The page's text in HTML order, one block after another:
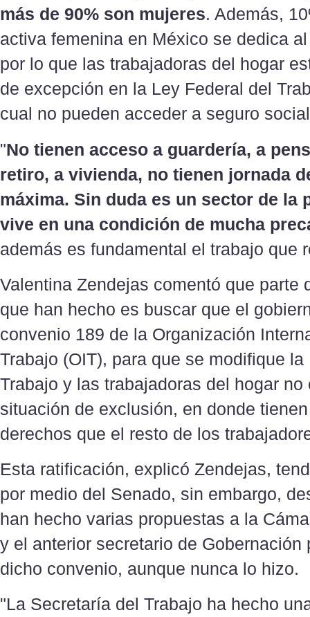
más de 90% son mujeres. Además,
activa femenina en México se dedica
por lo que las trabajadoras del hogar
de excepción en la Ley Federal del
cual no pueden acceder a seguro
"No tienen acceso a guardería, a
retiro, a vivienda, no tienen jornada
máxima. Sin duda es un sector de la
vive en una condición de mucha
además es fundamental el trabajo que
Valentina Zendejas comentó que parte
que han hecho es buscar que el
convenio 189 de la Organización
Trabajo (OIT), para que se modifique
Trabajo y las trabajadoras del hogar no
situación de exclusión, en donde
derechos que el resto de los
Esta ratificación, explicó Zendejas,
por medio del Senado, sin embargo,
han hecho varias propuestas a la
y el anterior secretario de Gobernación
dicho convenio, aunque nunca lo hizo.
"La Secretaría del Trabajo ha hecho